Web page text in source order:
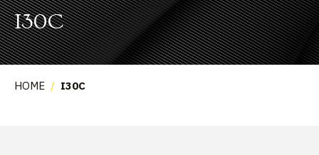
I30C
HOME / I30C